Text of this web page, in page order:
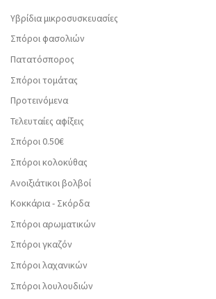
Υβρίδια μικροσυσκευασίες
Σπόροι φασολιών
Πατατόσπορος
Σπόροι τομάτας
Προτεινόμενα
Τελευταίες αφίξεις
Σπόροι 0.50€
Σπόροι κολοκύθας
Ανοιξιάτικοι βολβοί
Κοκκάρια - Σκόρδα
Σπόροι αρωματικών
Σπόροι γκαζόν
Σπόροι λαχανικών
Σπόροι λουλουδιών